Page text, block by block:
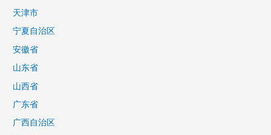
天津市
宁夏自治区
安徽省
山东省
山西省
广东省
广西自治区